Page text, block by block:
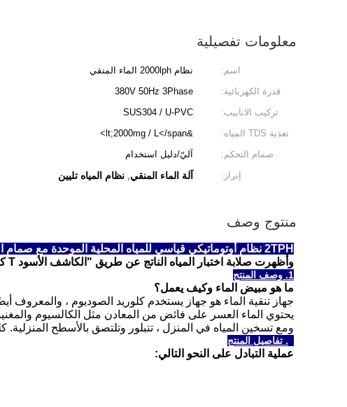
معلومات تفصيلية
اسم: نظام 2000lph الماء المنقي
قدرة الكهربائية:
380V 50Hz 3Phase
تركيب الانابيب:
SUS304 / U-PVC
تغذية TDS المياه:
&lt;2000mg / L</span>
صمام التحكم:
آليّ/دليل استخدام
إبراز:
آلة الماء المنقي, نظام المياه تليين
منتوج وصف
2TPH نظام أوتوماتيكي قياسي للمياه المحلية الموحدة مع صمام التحكم متعدد القنوات
وأظهرت صلابة اختبار المياه الناتج عن طريق "الكاشف الأسود T كروم" الأزرق مؤهلين (<0.03mmoL / L).
1. وصف المنتج
ما هو مبيض الماء وكيف يعمل؟
جهاز تنقية الماء هو جهاز يستخدم كلوريد الصوديوم ، والمعروف
يحتوي الماء العسر على فائض من المعادن مثل الكالسيوم
ومع تسخين المياه في المنزل ، تتبلور وتلتصق بالأسطح
عملية التبادل على النحو التالي: